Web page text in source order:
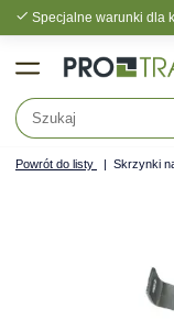
Specjalne warunki dla
Powrót do listy Skrzynki